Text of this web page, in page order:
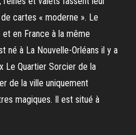
cartes « moderne ». Le
en France à la même
né à La Nouvelle-Orléans il y a
Le Quartier Sorcier de la
de la ville uniquement
magiques. Il est situé à